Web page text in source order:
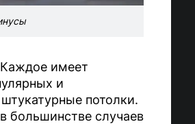
имеет
и
потолки.
большинстве случаев